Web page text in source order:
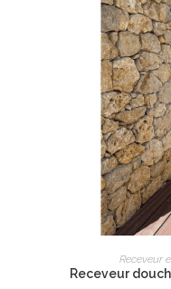
Receveur
Receveur